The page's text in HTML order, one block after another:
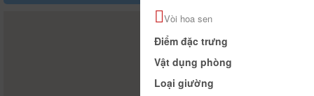
Vòi hoa sen
Điểm đặc trưng
Vật dụng phòng
Loại giường